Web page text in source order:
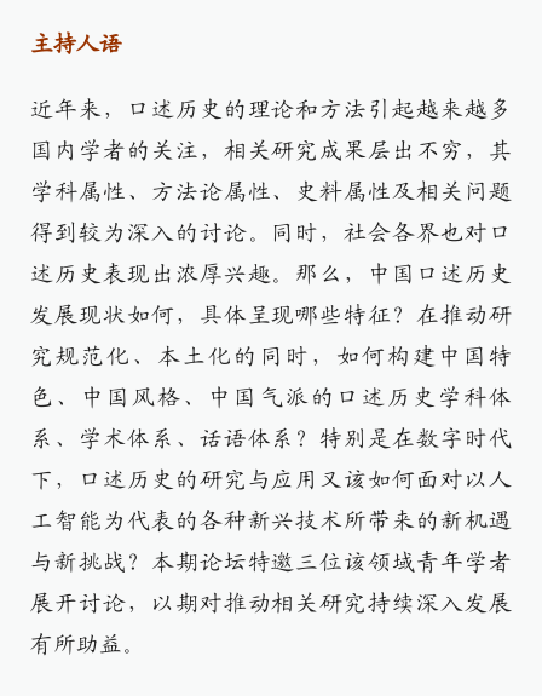
主持人语
近年来，口述历史的理论和方法引起越来越多
国内学者的关注，相关研究成果层出不穷，其
学科属性、方法论属性、史料属性及相关问题
得到较为深入的讨论。同时，社会各界也对口
述历史表现出浓厚兴趣。那么，中国口述历史
发展现状如何，具体呈现哪些特征？在推动研
究规范化、本土化的同时，如何构建中国特
色、中国风格、中国气派的口述历史学科体
系、学术体系、话语体系？特别是在数字时代
下，口述历史的研究与应用又该如何面对以人
工智能为代表的各种新兴技术所带来的新机遇
与新挑战？本期论坛特邀三位该领域青年学者
展开讨论，以期对推动相关研究持续深入发展
有所助益。